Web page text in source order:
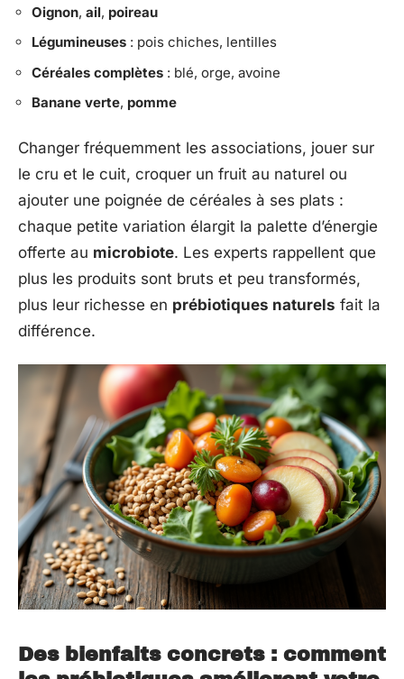
Oignon, ail, poireau
Légumineuses : pois chiches, lentilles
Céréales complètes : blé, orge, avoine
Banane verte, pomme
Changer fréquemment les associations, jouer sur
le cru et le cuit, croquer un fruit au naturel ou
ajouter une poignée de céréales à ses plats :
chaque petite variation élargit la palette d’énergie
offerte au microbiote. Les experts rappellent que
plus les produits sont bruts et peu transformés,
plus leur richesse en prébiotiques naturels fait la
différence.
Des bienfaits concrets : comment